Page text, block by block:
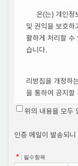
은(는) 개인정
및 권익을 보호하
활하게 처리할 수
습니다.
리방침을 개정하
을 통하여 공지할
○ 본 방침은부터
('http://
위의 내용을 모두
인증 메일이 발송되
* : 필수항목